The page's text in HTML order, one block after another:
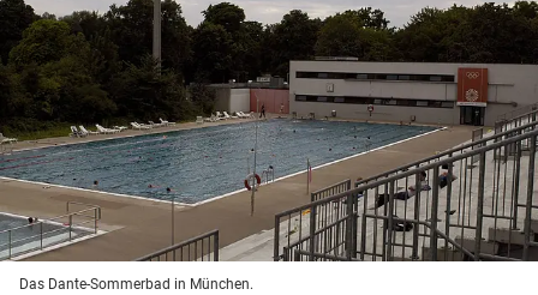
Das Dante-Sommerbad in München.